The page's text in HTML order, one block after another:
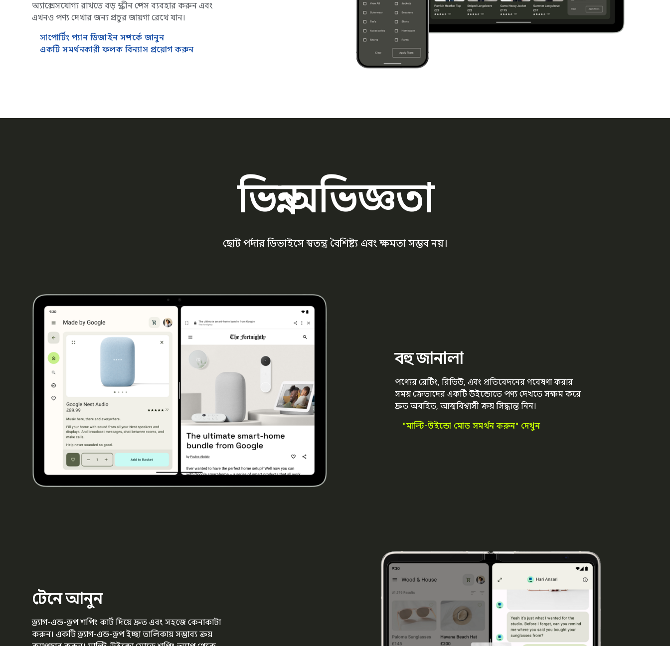
অ্যাক্সেসযোগ্য রাখতে বড় স্ক্রীন স্পেস ব্যবহার করুন এবং
এখনও পণ্য দেখার জন্য প্রচুর জায়গা রেখে যান।
সাপোর্টিং প্যান ডিজাইন সম্পর্কে জানুন
একটি সমর্থনকারী ফলক বিন্যাস প্রয়োগ করুন
ভিন্ন অভিজ্ঞতা
ছোট পর্দার ডিভাইসে স্বতন্ত্র বৈশিষ্ট্য এবং ক্ষমতা সম্ভব নয়।
বহু জানালা
পণ্যের রেটিং, রিভিউ, এবং প্রতিবেদনের গবেষণা করার
সময় ক্রেতাদের একটি উইন্ডোতে পণ্য দেখতে সক্ষম করে
দ্রুত অবহিত, আত্মবিশ্বাসী ক্রয় সিদ্ধান্ত নিন।
"মাল্টি-উইন্ডো মোড সমর্থন করুন" দেখুন
টেনে আনুন
ড্র্যাগ-এন্ড-ড্রপ শপিং কার্ট দিয়ে দ্রুত এবং সহজে কেনাকাটা
করুন। একটি ড্র্যাগ-এন্ড-ড্রপ ইচ্ছা তালিকায় সম্ভাব্য ক্রয়